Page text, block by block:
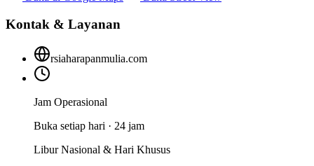
Kontak & Layanan
rsiaharapanmulia.com
Jam Operasional
Buka setiap hari · 24 jam
Libur Nasional & Hari Khusus